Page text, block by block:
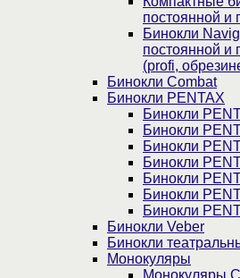
постоянной и
Бинокли
постоянной и
(profi,
Бинокли Combat
Бинокли PENTAX
Бинокли
Бинокли
Бинокли
Бинокли
Бинокли
Бинокли
Бинокли
Бинокли Veber
Бинокли
Монокуляры
Монокуляры